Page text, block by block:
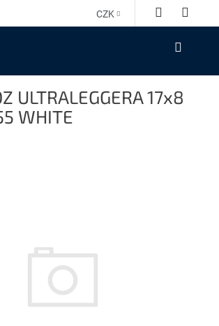
CZK
NÁKUPNÍ
ULTRALEGGERA 17x8
WHITE